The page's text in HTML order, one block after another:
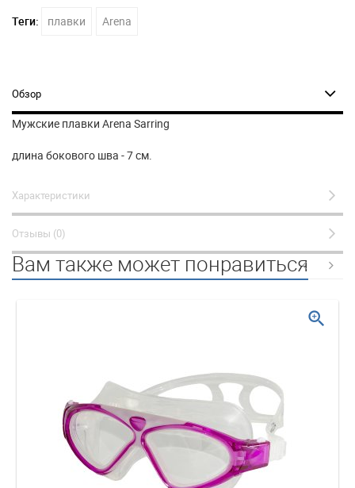
Теги: плавки Arena
Обзор
Мужские плавки Arena Sarring
длина бокового шва - 7 см.
Характеристики
Отзывы (0)
Вам также может понравиться
zoom_in